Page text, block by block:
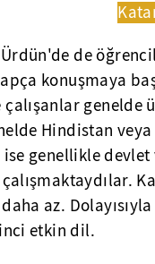
de
konuşmaya
genelde
Hindistan
ise genellikle
daha az.
etkin dil.